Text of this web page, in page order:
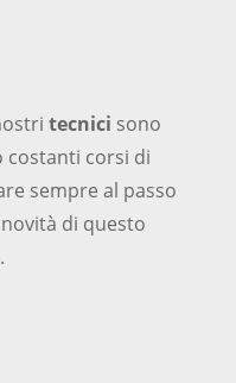
tecnici sono
costanti corsi di
sempre al passo
di questo